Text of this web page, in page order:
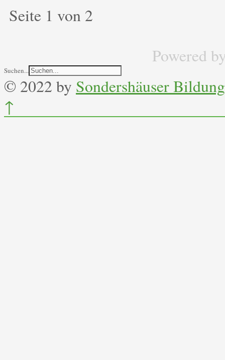
Seite 1 von 2
Powered
Suchen...
© 2022 by Sondershäuser
↑